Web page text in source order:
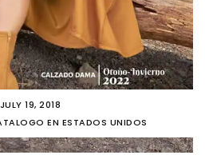
JULY 19, 2018
EN ESTADOS UNIDOS